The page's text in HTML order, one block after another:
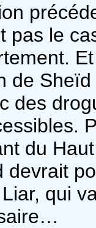
pas le
de
des
du
qui